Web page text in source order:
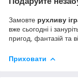
Замовте рухливу
вже сьогодні і
пригод, фантазій та
Приховати